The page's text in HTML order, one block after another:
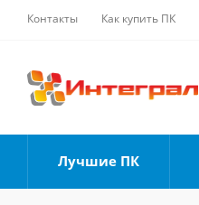
Контакты Как купить ПК
Лучшие ПК